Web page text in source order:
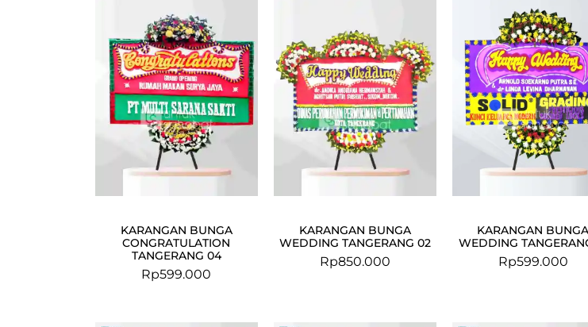
KARANGAN BUNGA
CONGRATULATION
TANGERANG 04
Rp599.000
KARANGAN BUNGA
WEDDING TANGERANG 02
Rp850.000
KARANGAN BUNGA
WEDDING
Rp599.000